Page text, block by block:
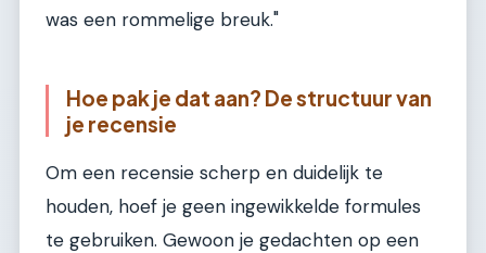
was een rommelige breuk."
Hoe pak je dat aan? De structuur van
je recensie
Om een recensie scherp en duidelijk te
houden, hoef je geen ingewikkelde formules
te gebruiken. Gewoon je gedachten op een